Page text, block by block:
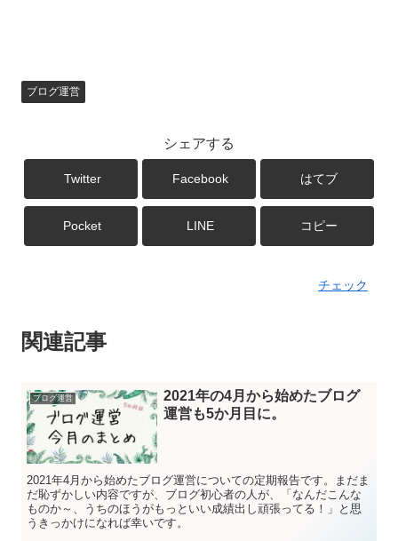
ブログ運営
シェアする
Twitter Facebook はてブ
Pocket LINE コピー
チェック
関連記事
ブログ運営
2021年の4月から始めたブログ
運営も5か月目に。
2021年4月から始めたブログ運営についての定期報告です。まだま
だ恥ずかしい内容ですが、ブログ初心者の人が、「なんだこんな
ものか～、うちのほうがもっといい成績出し頑張ってる！」と思
うきっかけになれば幸いです。